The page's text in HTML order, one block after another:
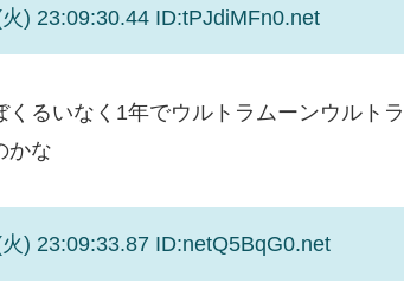
) 23:09:30.44 ID:tPJdiMFn0.net
くるいなく1年でウルトラムーンウルト
かな
) 23:09:33.87 ID:netQ5BqG0.net